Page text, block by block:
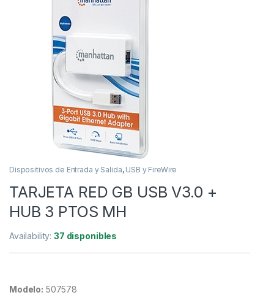
Dispositivos de Entrada y Salida, USB y FireWire
TARJETA RED GB USB V3.0 +
HUB 3 PTOS MH
Availability:37 disponibles
Modelo: 507578